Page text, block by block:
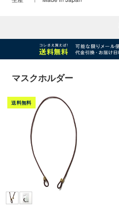
マスクホルダー